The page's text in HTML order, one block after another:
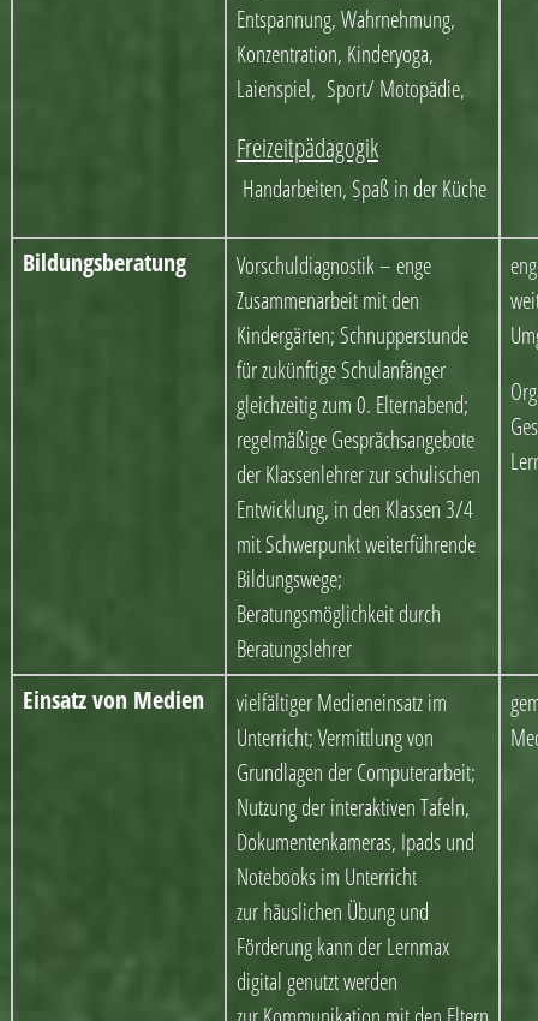
Entspannung, Wahrnehmung,
Konzentration, Kinderyoga,
Laienspiel, Sport/ Motopädie,
Freizeitpädagogik
Handarbeiten, Spaß in der Küche
Bildungsberatung
Vorschuldiagnostik – enge
Zusammenarbeit mit den
Kindergärten; Schnupperstunde
für zukünftige Schulanfänger
gleichzeitig zum 0. Elternabend;
regelmäßige Gesprächsangebote
der Klassenlehrer zur schulischen
Entwicklung, in den Klassen 3/4
mit Schwerpunkt weiterführende
Bildungswege;
Beratungsmöglichkeit durch
Beratungslehrer
Einsatz von Medien
vielfältiger Medieneinsatz im
Unterricht; Vermittlung von
Grundlagen der Computerarbeit;
Nutzung der interaktiven Tafeln,
Dokumentenkameras, Ipads und
Notebooks im Unterricht
zur häuslichen Übung und
Förderung kann der Lernmax
digital genutzt werden